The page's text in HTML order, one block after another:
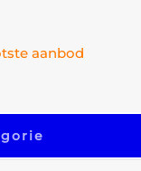
aanbod